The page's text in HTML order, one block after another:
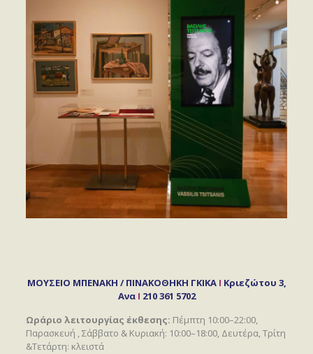
ΜΟΥΣΕΙΟ ΜΠΕΝΑΚΗ / ΠΙΝΑΚΟΘΗΚΗ ΓΚΙΚΑ I Κριεζώτου 3,
Ανα I 210 361 5702
Ωράριο λειτουργίας έκθεσης: Πέμπτη 10:00–22:00,
Παρασκευή , Σάββατο & Κυριακή: 10:00–18:00, Δευτέρα, Τρίτη
&Τετάρτη: κλειστά